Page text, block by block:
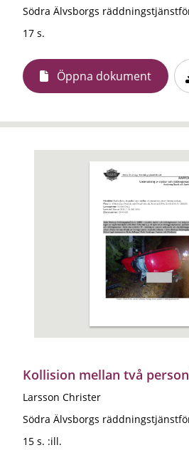
Södra Älvsborgs
17 s.
Öppna dokument
Kollision mellan två
Larsson Christer
Södra Älvsborgs
15 s. :ill.